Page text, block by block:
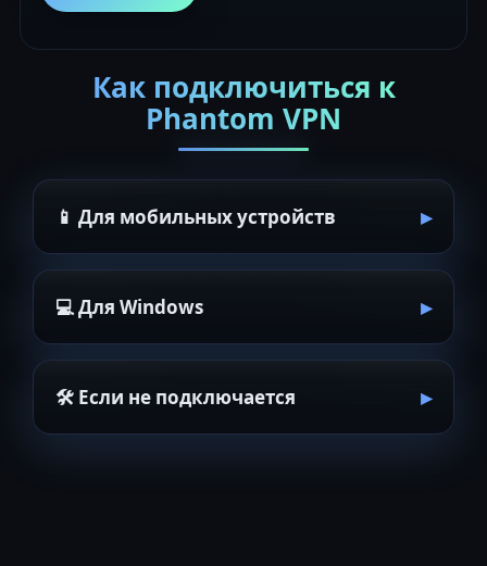
Как подключиться к
Phantom VPN
📱 Для мобильных устройств
💻 Для Windows
🛠 Если не подключается